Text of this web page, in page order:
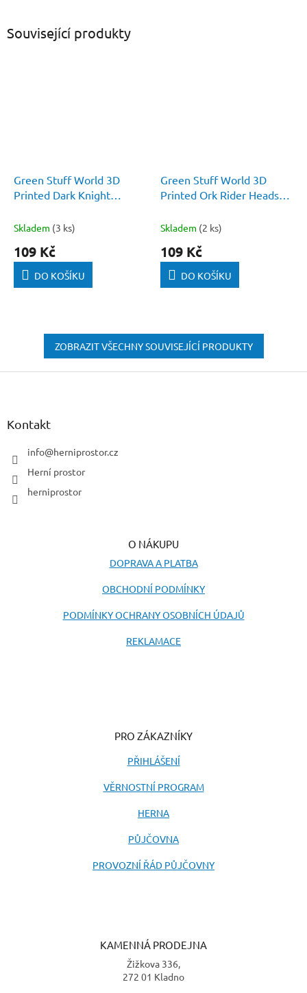
Související produkty
Green Stuff World 3D
Printed Dark Knight
Skladem (3 ks)
109 Kč
DO KOŠÍKU
Green Stuff World 3D
Printed Ork Rider Heads
Skladem (2 ks)
109 Kč
DO KOŠÍKU
ZOBRAZIT VŠECHNY SOUVISEJÍCÍ PRODUKTY
Z
Kontakt
info@herniprostor.cz
Herní prostor
herniprostor
O NÁKUPU
DOPRAVA A PLATBA
OBCHODNÍ PODMÍNKY
PODMÍNKY OCHRANY OSOBNÍCH ÚDAJŮ
REKLAMACE
PRO ZÁKAZNÍKY
PŘIHLÁŠENÍ
VĚRNOSTNÍ PROGRAM
HERNA
PŮJČOVNA
PROVOZNÍ ŘÁD PŮJČOVNY
KAMENNÁ PRODEJNA
Žižkova 336,
272 01 Kladno